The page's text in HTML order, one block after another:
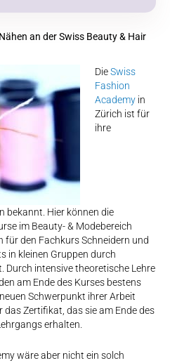
an der Swiss Beauty & Hair
DieSwiss
Fashion
Academy in
Zürich ist für
ihre
bekannt. Hier können die
im Beauty- & Modebereich
für den Fachkurs Schneidern und
in kleinen Gruppen durch
Durch intensive theoretische Lehre
am Ende des Kurses bestens
Schwerpunkt ihrer Arbeit
Zertifikat, das sie am Ende des
erhalten.
wäre aber nicht ein solch